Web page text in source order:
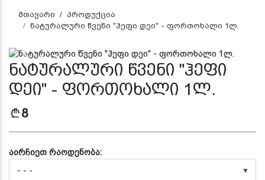
მთავარი
პროდუქცია
ნატურალური წვენი "ჰეფი დეი" - ფორთოხალი 1ლ.
Previous
ნატურალური წვენი "ჰეფი
დეი" - ფორთოხალი 1ლ.
8
აირჩიეთ რაოდენობა:
▼